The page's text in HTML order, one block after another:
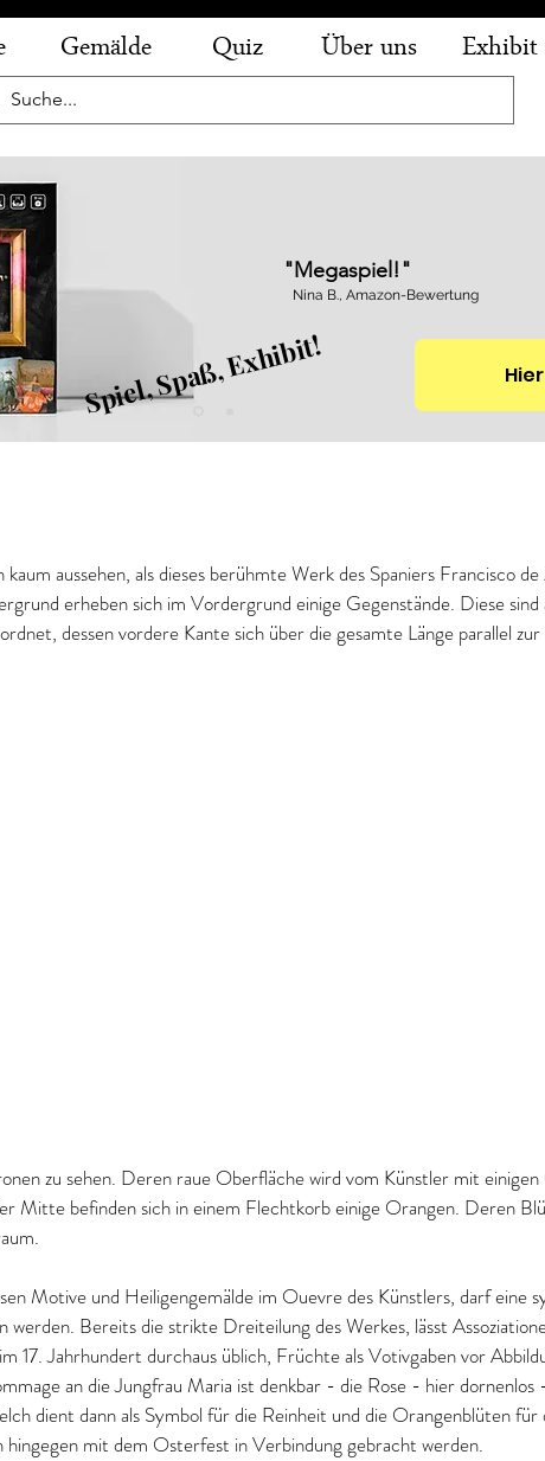
Gemälde Quiz Über uns Exhibit
- Zitronen, Orangen und ein Kelch mit
aussehen, als dieses berühmte Werk des Spaniers Francisco
erheben sich im Vordergrund einige Gegenstände. Diese sind
dessen vordere Kante sich über die gesamte Länge parallel zur
zu sehen. Deren raue Oberfläche wird vom Künstler mit
Mitte befinden sich in einem Flechtkorb einige Orangen. Deren
Motive und Heiligengemälde im Ouevre des Künstlers, darf eine
werden. Bereits die strikte Dreiteilung des Werkes, lässt
17. Jahrhundert durchaus üblich, Früchte als Votivgaben vor
an die Jungfrau Maria ist denkbar - die Rose - hier dornenlos
dient dann als Symbol für die Reinheit und die Orangenblüten für
hingegen mit dem Osterfest in Verbindung gebracht werden.
"Megaspiel!"
Nina B., Amazon-Bewertung
Spiel, Spaß, Exhibit!